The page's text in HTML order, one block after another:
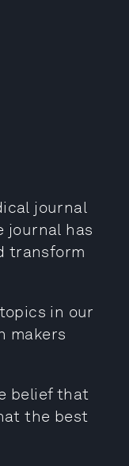
journal
journal has
transform
in our
makers
belief that
the best